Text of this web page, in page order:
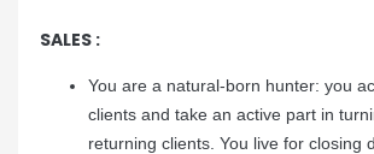
SALES :
You are a natural-born hunter: you
clients and take an active part in
returning clients. You live for closing